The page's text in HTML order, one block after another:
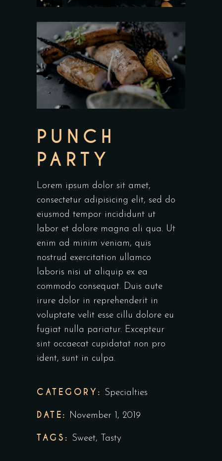
PUNCH
PARTY
Lorem ipsum dolor sit amet,
consectetur adipisicing elit, sed do
eiusmod tempor incididunt ut
labor et dolore magna ali qua. Ut
enim ad minim veniam, quis
nostrud exercitation ullamco
laboris nisi ut aliquip ex ea
commodo consequat. Duis aute
irure dolor in reprehenderit in
voluptate velit esse cillu dolore eu
fugiat nulla pariatur. Excepteur
sint occaecat cupidatat non pro
ident, sunt in culpa.
CATEGORY: Specialties
DATE: November 1, 2019
TAGS: Sweet, Tasty